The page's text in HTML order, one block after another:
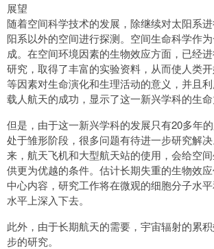
展望
随着空间科学技术的发展，除继续对太阳系
阳系以外的空间进行探测。空间生命科学作
成。在空间环境因素的生物效应方面，已经
研究，取得了丰富的实验资料，从而使人类
等因素对生命演化和生理活动的意义，并且
载人航天的成功，显示了这一新兴学科的生命
但是，由于这一新兴学科的发展只有20多年
处于雏形阶段，很多问题有待进一步研究解
来，航天飞机和大型航天站的使用，会给空
供更为优越的条件。估计长期失重的生物效
中心内容，研究工作将在微观的细胞分子水
水平上深入下去。
此外，由于长期航天的需要，宇宙辐射的累
步的研究。